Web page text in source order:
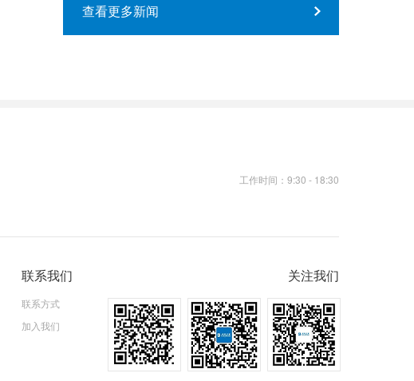
查看更多新闻
工作时间：9:30 - 18:30
联系我们
联系方式
加入我们
关注我们